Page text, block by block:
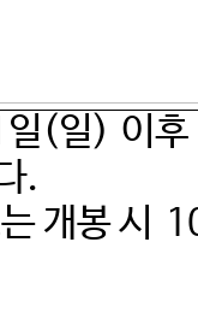
일(일) 이
.
개봉 시